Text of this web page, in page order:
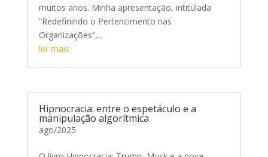
muitos anos. Minha apresentação, intitulada
“Redefinindo o Pertencimento nas
Organizações”,...
ler mais
Hipnocracia: entre o espetáculo e a
manipulação algorítmica
ago/2025